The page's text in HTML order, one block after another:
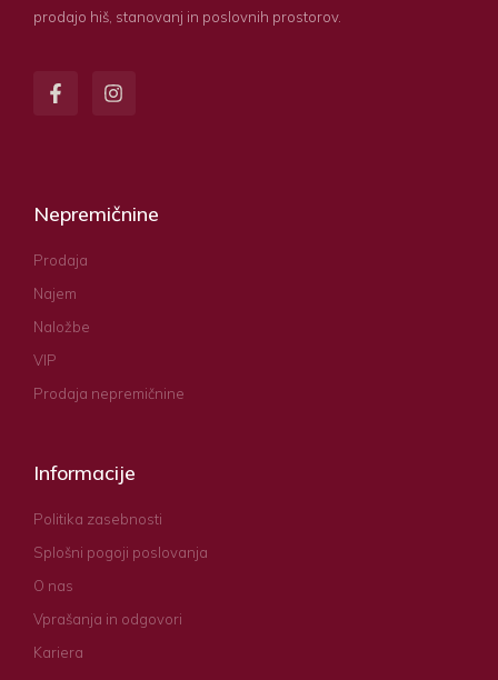
prodajo hiš, stanovanj in poslovnih prostorov.
Nepremičnine
Prodaja
Najem
Naložbe
VIP
Prodaja nepremičnine
Informacije
Politika zasebnosti
Splošni pogoji poslovanja
O nas
Vprašanja in odgovori
Kariera